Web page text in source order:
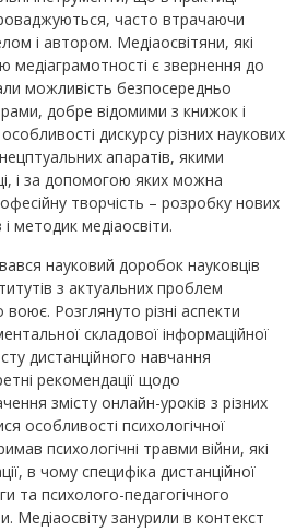
часто втрачаючи
і автором. Медіаосвітяни, які
є звернення до
можливість безпосередньо
добре відомими з книжок і
особливості дискурсу різних наукових
апаратів, якими
і за допомогою яких можна
творчість – розробку нових
методик медіаосвіти.
науковий доробок науковців
з актуальних проблем
Розглянуто різні аспекти
складової інформаційної
дистанційного навчання
рекомендації щодо
змісту онлайн-уроків з різних
особливості психологічної
психологічні травми війни, які
в чому специфіка дистанційної
та психолого-педагогічного
Медіаосвіту занурили в контекст